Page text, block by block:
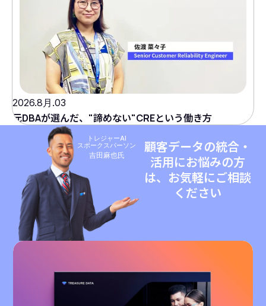
2026.8月.03
元DBAが選んだ、"諦めない"CREという働き方
トレジャーAI
スポークスパーソン
吉田麻也氏
顧客データの統合・
活用にお悩みの方
は、お気軽にご相談
ください